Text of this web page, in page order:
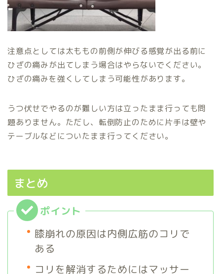
注意点としては太ももの前側が伸びる感覚が出る前に
ひざの痛みが出てしまう場合はやらないでください。
ひざの痛みを強くしてしまう可能性があります。
うつ伏せでやるのが難しい方は立ったまま行っても問
題ありません。ただし、転倒防止のために片手は壁や
テーブルなどについたまま行ってください。
まとめ
膝崩れの原因は内側広筋のコリで
ある
コリを解消するためにはマッサー